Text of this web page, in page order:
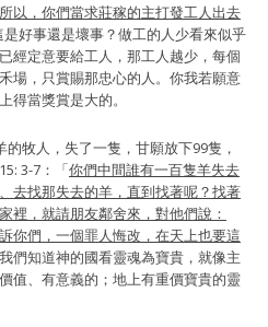
以，你們當求莊稼的主打發工人出去
是好事還是壞事？做工的人少看來似乎
經定意要給工人，那工人越少，每個
場，只賞賜那忠心的人。你我若願意
得當獎賞是大的。
牧人，失了一隻，甘願放下99隻，
3-7：「你們中間誰有一百隻羊失去
去找那失去的羊，直到找著呢？找著
裡，就請朋友鄰舍來，對他們說：
你們，一個罪人悔改，在天上也要這
們知道神的國看靈魂為寶貴，就像主
值、有意義的；地上有重價寶貴的靈